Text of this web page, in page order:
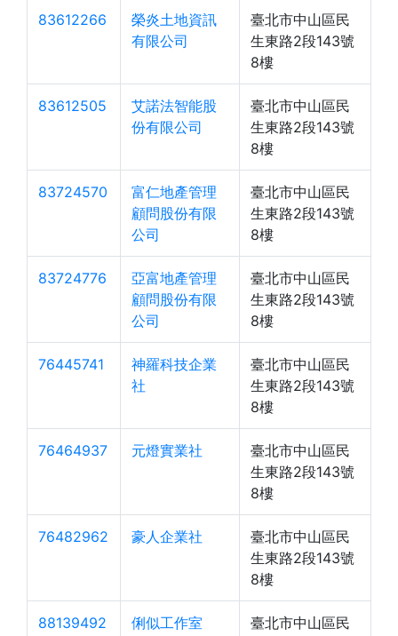
83612266
榮炎土地資訊
有限公司
臺北市中山區民
生東路2段143號
8樓
83612505
艾諾法智能股
份有限公司
臺北市中山區民
生東路2段143號
8樓
83724570
富仁地產管理
顧問股份有限
公司
臺北市中山區民
生東路2段143號
8樓
83724776
亞富地產管理
顧問股份有限
公司
臺北市中山區民
生東路2段143號
8樓
76445741
神羅科技企業
社
臺北市中山區民
生東路2段143號
8樓
76464937 元燈實業社
臺北市中山區民
生東路2段143號
8樓
76482962 豪人企業社
臺北市中山區民
生東路2段143號
8樓
88139492 俐似工作室
臺北市中山區民